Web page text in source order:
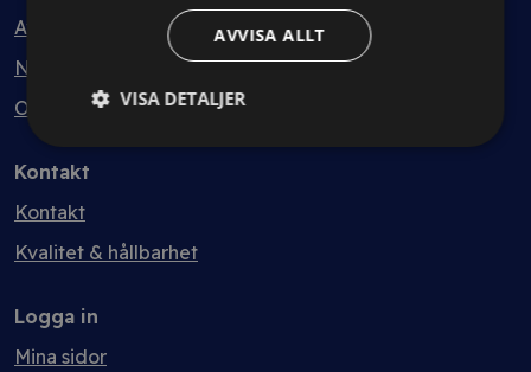
Avtalsmallar
Nyheter
Ordlista
Kontakt
Kontakt
Kvalitet & hållbarhet
Logga in
Mina sidor
AVVISA ALLT
VISA DETALJER